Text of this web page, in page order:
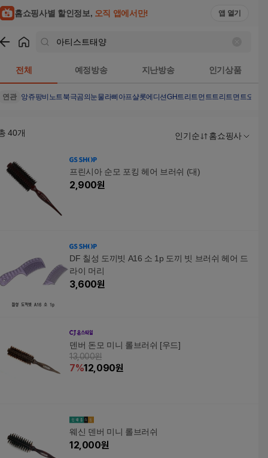
홈쇼핑사별 할인정보, 오직 앱에서만! 앱 열기
전체 예정방송 지난방송 인기상품
연관 앙쥬팡비노트북극곰의눈물라삐아프샬롯에디션GH트리트먼트트리트면트오모
40개 인기순 홈쇼핑사
프린시아 순모 포킹 헤어 브러쉬 (대)
2,900원
DF 칠성 도끼빗 A16 소 1p 도끼 빗 브러쉬 헤어 드
라이 머리
3,600원
덴버 돈모 미니 롤브러쉬 [우드]
13,000원
7%12,090원
웨신 덴버 미니 롤브러쉬
12,000원